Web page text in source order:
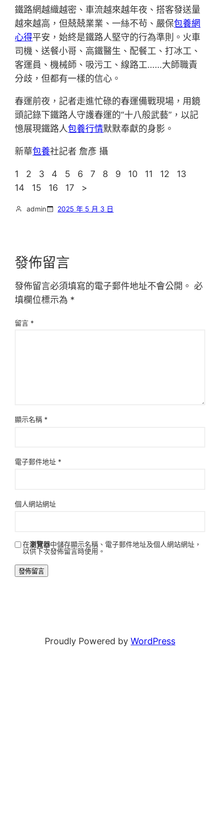
鐵路網越織越密、車流越來越年夜、搭客發送量
越來越高，但兢兢業業、一絲不茍、嚴保包養網
心得平安，始終是鐵路人堅守的行為準則。火車
司機、送餐小哥、高鐵醫生、配餐工、打冰工、
客運員、機械師、吸污工、線路工……大師職責
分歧，但都有一樣的信心。
春運前夜，記者走進忙碌的春運備戰現場，用鏡
頭記錄下鐵路人守護春運的“十八般武藝”，以記
憶展現鐵路人包養行情默默奉獻的身影。
新華包養社記者 詹彥 攝
1 2 3 4 5 6 7 8 9 10 11 12 13
14 15 16 17 >
admin 2025 年 5 月 3 日
發佈留言
發佈留言必須填寫的電子郵件地址不會公開。 必
填欄位標示為 *
留言 *
顯示名稱 *
電子郵件地址 *
個人網站網址
在瀏覽器中儲存顯示名稱、電子郵件地址及個人網站網址，
以供下次發佈留言時使用。
Proudly Powered by WordPress